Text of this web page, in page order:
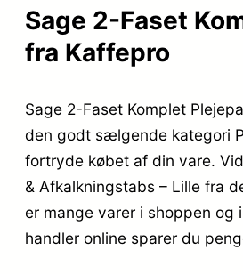
Sage 2-Faset
fra Kaffepro
Sage 2-Faset Komplet
den godt sælgende kategori
fortryde købet af din vare.
& Afkalkningstabs – Lille fra
er mange varer i shoppen
handler online sparer du